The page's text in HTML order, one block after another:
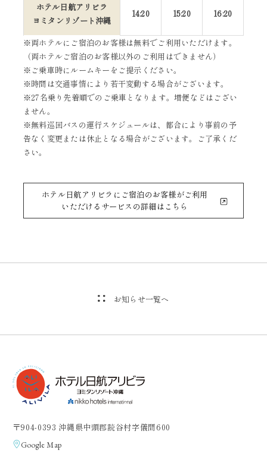
ホテル日航アリビラ
ヨミタンリゾート沖縄
14:20 15:20 16:20
※両ホテルにご宿泊のお客様は無料でご利用いただけます。
（両ホテルご宿泊のお客様以外のご利用はできません）
※ご乗車時にルームキーをご提示ください。
※時間は交通事情により若干変動する場合がございます。
※27名乗り先着順でのご乗車となります。増便などはござい
ません。
※無料巡回バスの運行スケジュールは、都合により事前の予
告なく変更または休止となる場合がございます。ご了承くだ
さい。
ホテル日航アリビラにご宿泊のお客様がご利用
いただけるサービスの詳細はこちら
お知らせ一覧へ
〒904-0393 沖縄県中頭郡読谷村字儀間600
Google Map